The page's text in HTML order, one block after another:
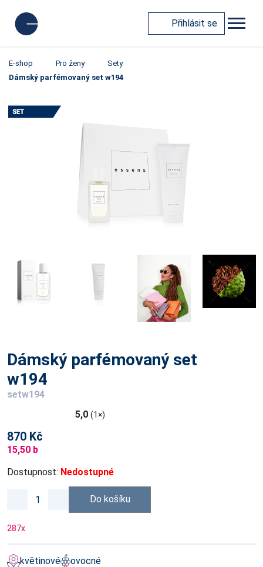
Přihlásit se
E-shop Pro ženy
Sety
Dámský parfémovaný set w194
Dámský parfémovaný set
w194
setw194
5,0 (1×)
870 Kč
15,50 b
Dostupnost: Nedostupné
Do košíku
287x
květinové ovocné